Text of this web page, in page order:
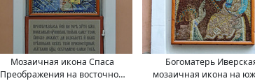
Мозаичная икона Спаса
Преображения на восточной
Богоматерь
мозаичная икона на